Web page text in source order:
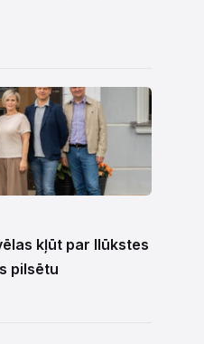
kļūt par Ilūkstes
pilsētu